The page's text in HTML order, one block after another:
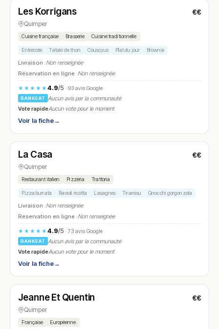
N° 10
Les Korrigans €€
Quimper
Cuisine française Brasserie Cuisine traditionnelle
Entrecote Tataki de thon Couscous Plat du jour Brownie
Livraison :Non renseignée
Réservation en ligne :Non renseignée
★★★★★4.9/5· 93 avis Google
RANKEAT
Aucun avis par la communauté
Vote rapideAucun vote pour le moment
Voir la fiche→
N° 11
La Casa €€
Quimper
Restaurant italien Pizzeria Trattoria
Pizza burrata Ravioli ricotta Lasagnes Tiramisu Gnocchi gorgonzola
Livraison :Non renseignée
Réservation en ligne :Non renseignée
★★★★★4.9/5· 73 avis Google
RANKEAT
Aucun avis par la communauté
Vote rapideAucun vote pour le moment
Voir la fiche→
N° 12
Jeanne Et Quentin €€
Quimper
Française Européenne